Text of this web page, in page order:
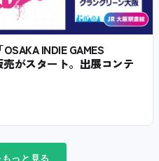
INDIE GAMES
がスタート。出展コンテ